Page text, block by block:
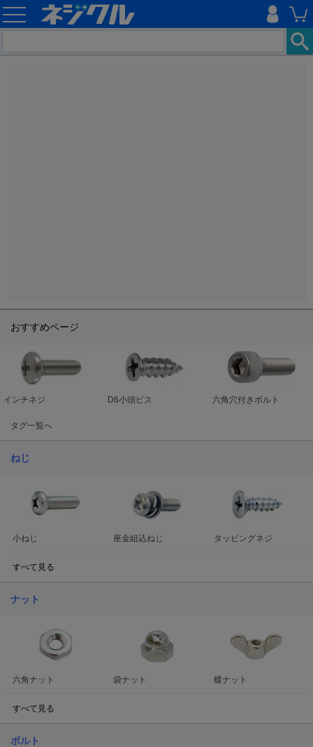
おすすめページ
インチネジ D6小頭ビス 六角穴付きボルト
タグ一覧へ
ねじ
小ねじ 座金組込ねじ タッピングネジ
すべて見る
ナット
六角ナット 袋ナット 蝶ナット
すべて見る
ボルト